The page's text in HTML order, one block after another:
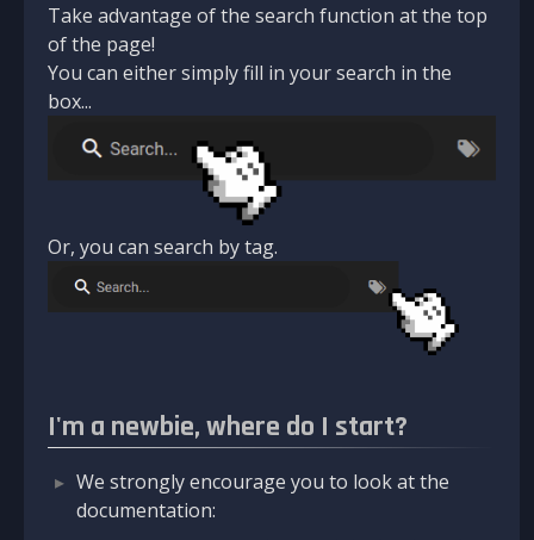
Take advantage of the search function at the top
of the page!
You can either simply fill in your search in the
box...
Or, you can search by tag.
I'm a newbie, where do I start?
We strongly encourage you to look at the
documentation: